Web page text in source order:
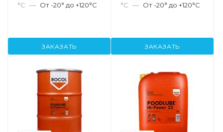
°С — От -20° до +120°С
ЗАКАЗАТЬ
°С — От -20° до +120°С
ЗАКАЗАТЬ